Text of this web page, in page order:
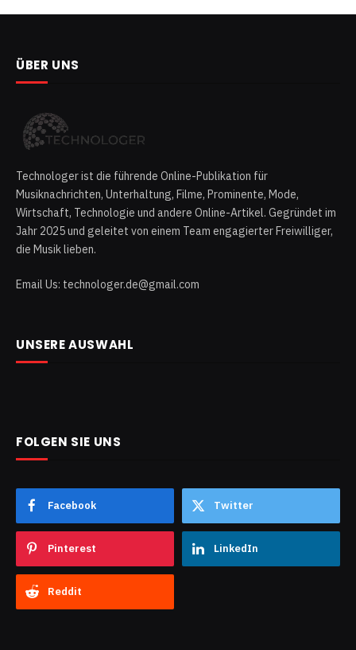
ÜBER UNS
Technologer ist die führende Online-Publikation für
Musiknachrichten, Unterhaltung, Filme, Prominente, Mode,
Wirtschaft, Technologie und andere Online-Artikel. Gegründet im
Jahr 2025 und geleitet von einem Team engagierter Freiwilliger,
die Musik lieben.
Email Us: technologer.de@gmail.com
UNSERE AUSWAHL
FOLGEN SIE UNS
Facebook Twitter
Pinterest LinkedIn
Reddit